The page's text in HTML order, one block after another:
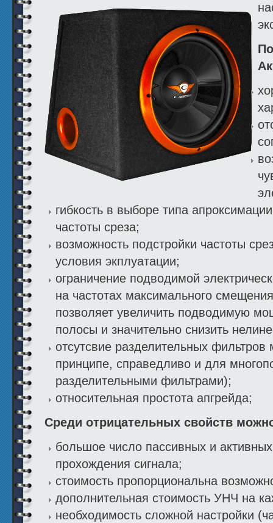
гибкость в выборе типа
частоты среза;
возможность подстройки частоты
условия экплуатации;
ограничение подводимой
на частотах максимального
позволяет увеличить подводимую
полосы и значительно снизить
отсутсвие разделительных
принципе, справедливо и для
разделительными фильтрами);
относительная простота апгрейда;
Среди отрицательных свойств
большое число пассивных и
прохождения сигнала;
стоимость пропорциональна
дополнительная стоимость УНЧ на
необходимость сложной настройки